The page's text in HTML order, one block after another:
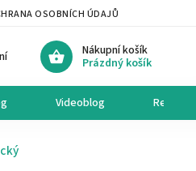
OSOBNÍCH ÚDAJŮ
Nákupní košík
Prázdný košík
Videoblog Recepty